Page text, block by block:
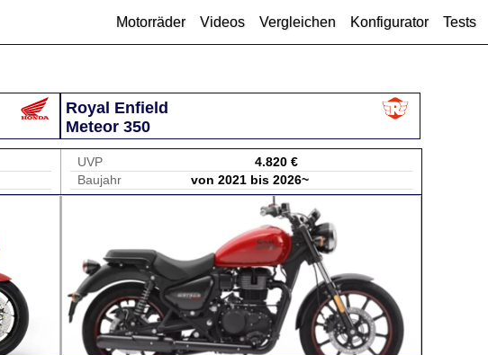
Motorräder Videos Vergleichen Konfigurator Tests
Royal Enfield
Meteor 350
UVP
4.820 €
Baujahr
von 2021 bis 2026~